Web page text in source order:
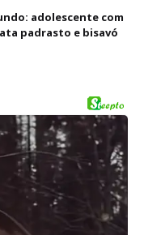
adolescente com
padrasto e bisavó